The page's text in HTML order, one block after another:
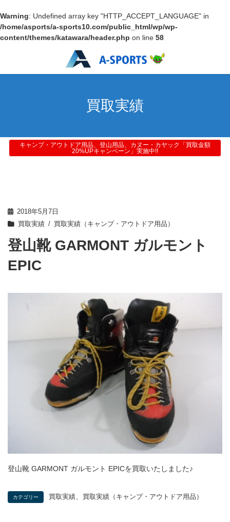
Warning: Undefined array key "HTTP_ACCEPT_LANGUAGE" in
/home/asports/a-sports10.com/public_html/wp/wp-
content/themes/katawara/header.php on line 58
買取実績
キャンプ・アウトドア用品、登山用品、カヌー・カヤック「買取金額
20%UPキャンペーン」実施中!!
2018年5月7日
買取実績
買取実績（キャンプ・アウトドア用品）
登山靴 GARMONT ガルモント
EPIC
登山靴 GARMONT ガルモント EPICを買取いたしました♪
カテゴリー 買取実績 買取実績（キャンプ・アウトドア用品）